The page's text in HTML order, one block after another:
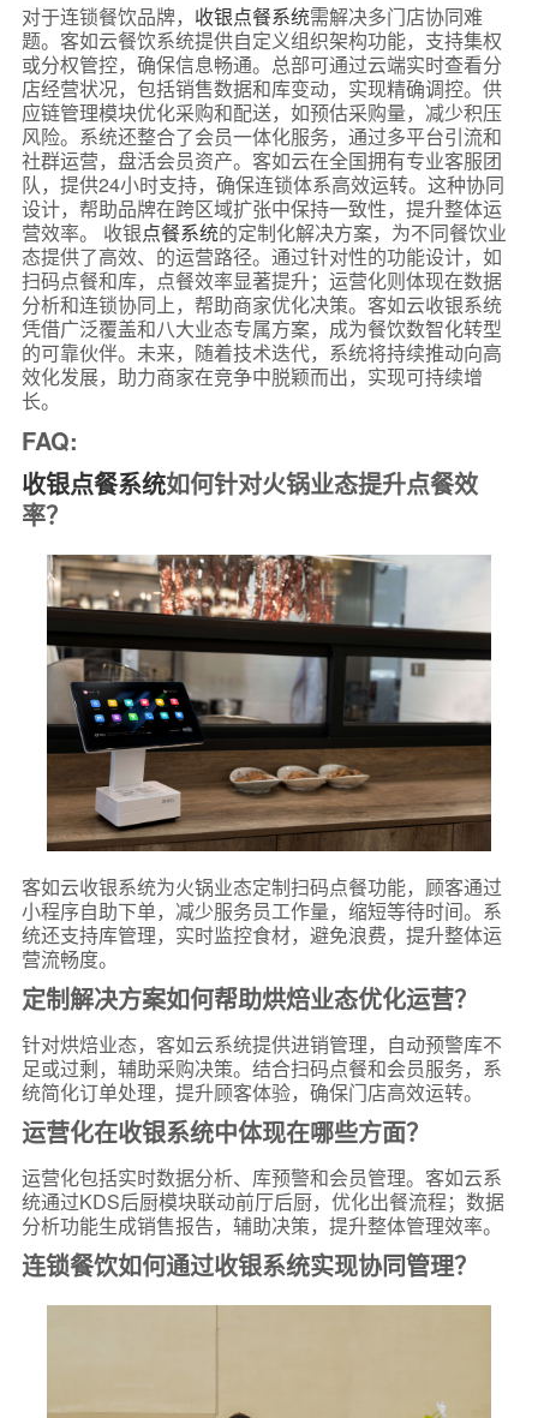
对于连锁餐饮品牌， 收银点餐系统需解决多门店协同难
题。客如云餐饮系统提供自定义组织架构功能，支持集权
或分权管控，确保信息畅通。总部可通过云端实时查看分
店经营状况，包括销售数据和库变动，实现精确调控。供
应链管理模块优化采购和配送，如预估采购量，减少积压
风险。系统还整合了会员一体化服务，通过多平台引流和
社群运营，盘活会员资产。客如云在全国拥有专业客服团
队，提供24小时支持，确保连锁体系高效运转。这种协同
设计，帮助品牌在跨区域扩张中保持一致性，提升整体运
营效率。 收银点餐系统的定制化解决方案，为不同餐饮业
态提供了高效、的运营路径。通过针对性的功能设计，如
扫码点餐和库，点餐效率显著提升；运营化则体现在数据
分析和连锁协同上，帮助商家优化决策。客如云收银系统
凭借广泛覆盖和八大业态专属方案，成为餐饮数智化转型
的可靠伙伴。未来，随着技术迭代，系统将持续推动向高
效化发展，助力商家在竞争中脱颖而出，实现可持续增
长。
FAQ:
收银点餐系统如何针对火锅业态提升点餐效
率？
客如云收银系统为火锅业态定制扫码点餐功能，顾客通过
小程序自助下单，减少服务员工作量，缩短等待时间。系
统还支持库管理，实时监控食材，避免浪费，提升整体运
营流畅度。
定制解决方案如何帮助烘焙业态优化运营？
针对烘焙业态，客如云系统提供进销管理，自动预警库不
足或过剩，辅助采购决策。结合扫码点餐和会员服务，系
统简化订单处理，提升顾客体验，确保门店高效运转。
运营化在收银系统中体现在哪些方面？
运营化包括实时数据分析、库预警和会员管理。客如云系
统通过KDS后厨模块联动前厅后厨，优化出餐流程；数据
分析功能生成销售报告，辅助决策，提升整体管理效率。
连锁餐饮如何通过收银系统实现协同管理？
+86